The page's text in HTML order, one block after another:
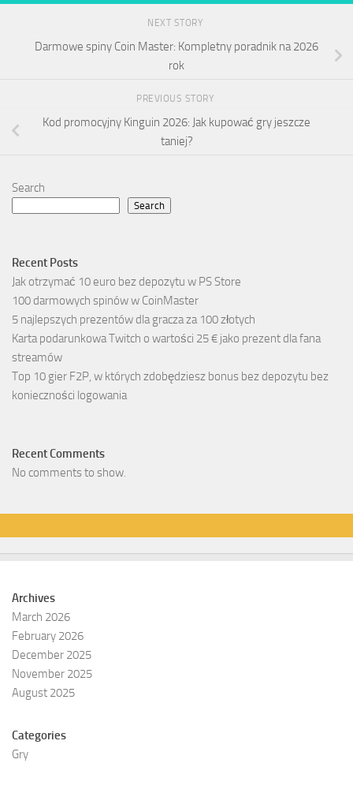
NEXT STORY
Darmowe spiny Coin Master: Kompletny poradnik na 2026
rok
PREVIOUS STORY
Kod promocyjny Kinguin 2026: Jak kupować gry jeszcze
taniej?
Search
Search
Recent Posts
Jak otrzymać 10 euro bez depozytu w PS Store
100 darmowych spinów w CoinMaster
5 najlepszych prezentów dla gracza za 100 złotych
Karta podarunkowa Twitch o wartości 25 € jako prezent dla fana
streamów
Top 10 gier F2P, w których zdobędziesz bonus bez depozytu bez
konieczności logowania
Recent Comments
No comments to show.
Archives
March 2026
February 2026
December 2025
November 2025
August 2025
Categories
Gry